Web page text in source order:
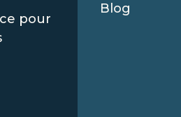
pour
Blog